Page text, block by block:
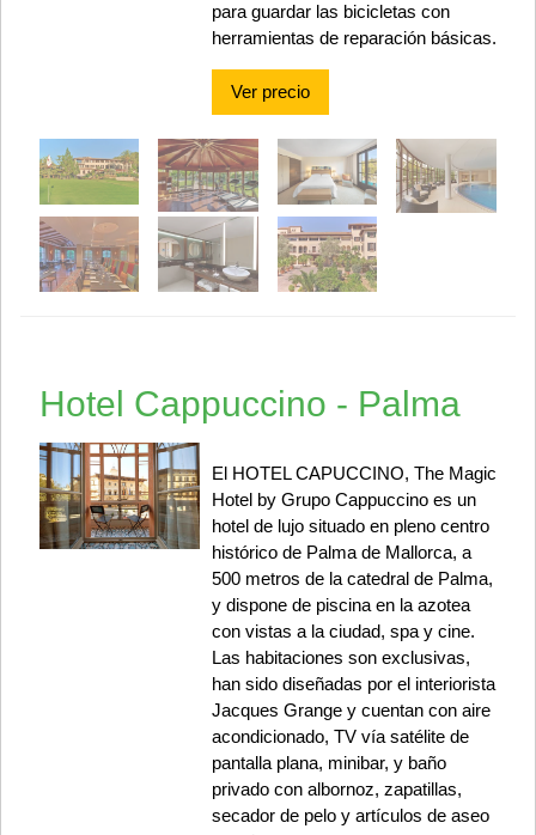
para guardar las bicicletas con
herramientas de reparación básicas.
Ver precio
Hotel Cappuccino - Palma
El HOTEL CAPUCCINO, The Magic
Hotel by Grupo Cappuccino es un
hotel de lujo situado en pleno centro
histórico de Palma de Mallorca, a
500 metros de la catedral de Palma,
y dispone de piscina en la azotea
con vistas a la ciudad, spa y cine.
Las habitaciones son exclusivas,
han sido diseñadas por el interiorista
Jacques Grange y cuentan con aire
acondicionado, TV vía satélite de
pantalla plana, minibar, y baño
privado con albornoz, zapatillas,
secador de pelo y artículos de aseo